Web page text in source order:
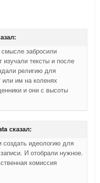
забросили
изучали тексты и после
религию для
им на коленях
и они с высоты
сказал:
идеологию для
И отобрали нужное.
комиссия